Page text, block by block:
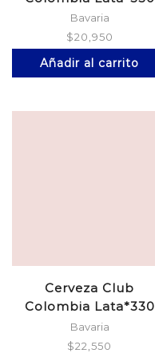
Negra*6
Bavaria
$20,950
Añadir al carrito
Cerveza Club
Colombia Lata*330
Roja *6
Bavaria
$22,550